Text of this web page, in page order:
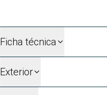
Ficha técnica
Exterior